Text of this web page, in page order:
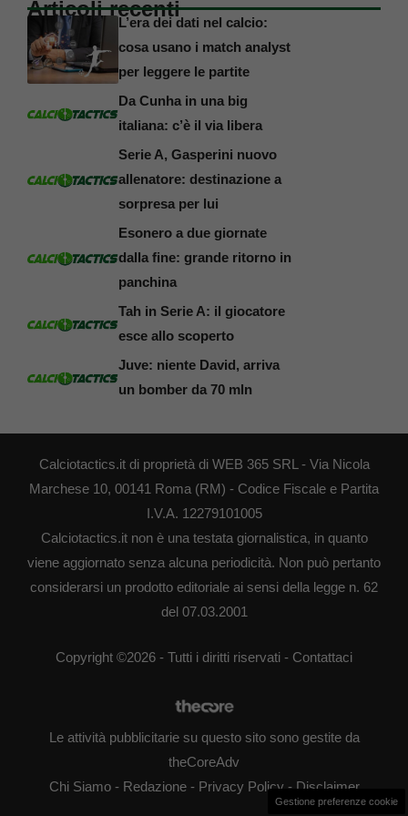
Articoli recenti
L’era dei dati nel calcio:
cosa usano i match analyst
per leggere le partite
Da Cunha in una big
italiana: c’è il via libera
Serie A, Gasperini nuovo
allenatore: destinazione a
sorpresa per lui
Esonero a due giornate
dalla fine: grande ritorno in
panchina
Tah in Serie A: il giocatore
esce allo scoperto
Juve: niente David, arriva
un bomber da 70 mln
Calciotactics.it di proprietà di WEB 365 SRL - Via Nicola
Marchese 10, 00141 Roma (RM) - Codice Fiscale e Partita
I.V.A. 12279101005
Calciotactics.it non è una testata giornalistica, in quanto
viene aggiornato senza alcuna periodicità. Non può pertanto
considerarsi un prodotto editoriale ai sensi della legge n. 62
del 07.03.2001
Copyright ©2026 - Tutti i diritti riservati - Contattaci
Le attività pubblicitarie su questo sito sono gestite da
theCoreAdv
Chi Siamo- Redazione- Privacy Policy- Disclaimer
Gestione preferenze cookie